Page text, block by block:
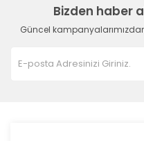
Bizden haber
Güncel